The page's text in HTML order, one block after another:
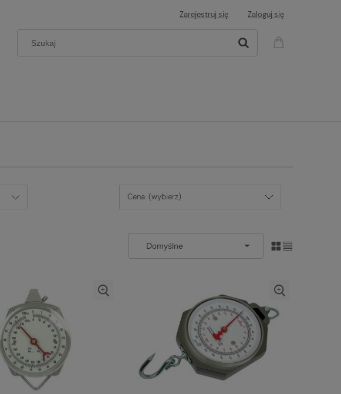
Zarejestruj się Zaloguj się
Cena: (wybierz)